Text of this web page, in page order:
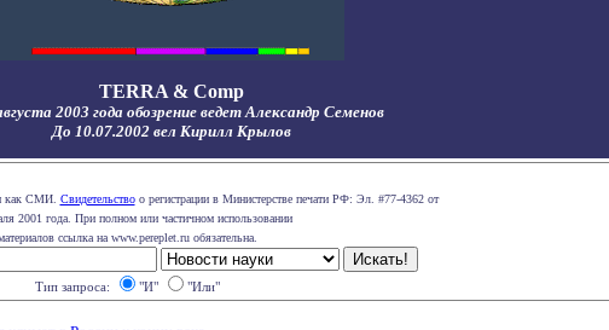
TERRA & Comp
2003 года обозрение ведет Александр Семенов
До 10.07.2002 вел Кирилл Крылов
как СМИ. Свидетельствоо регистрации в Министерстве печати РФ: Эл. #77-4362 от
2001 года. При полном или частичном использовании
ссылка на www.pereplet.ru обязательна.
Тип запроса: "И" "Или"